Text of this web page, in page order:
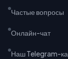
Частые вопросы
Онлайн-чат
Наш Telegram-